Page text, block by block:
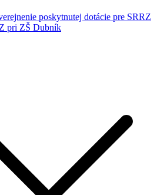
poskytnutej dotácie pre SRRZ
pri ZŠ Dubník